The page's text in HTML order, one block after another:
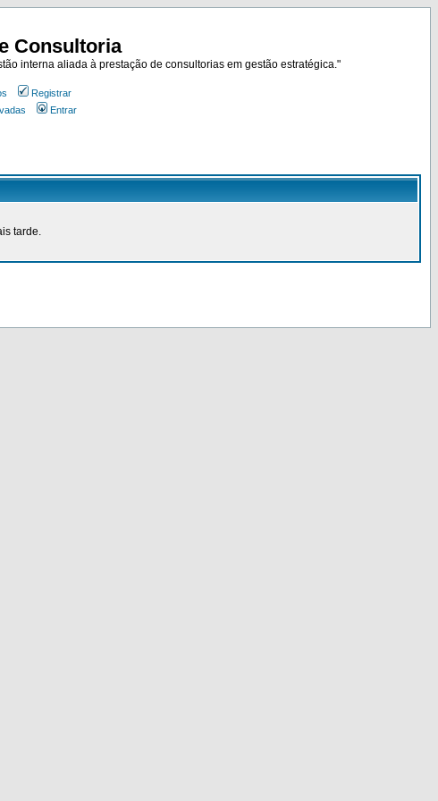
Consultoria
interna aliada à prestação de consultorias em gestão estratégica."
Registrar
Entrar
tarde.